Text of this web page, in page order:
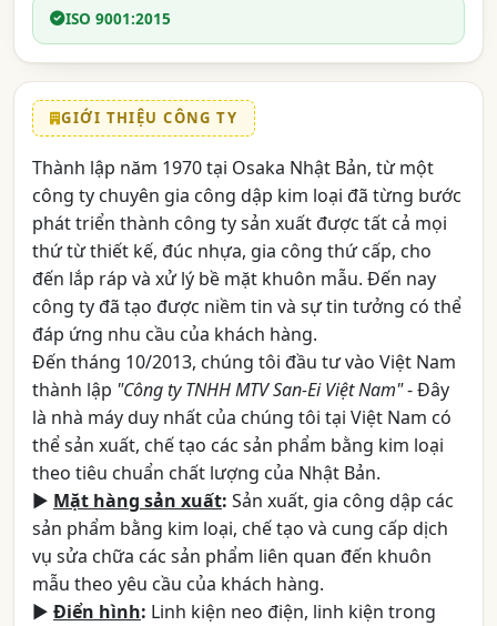
ISO 9001:2015
GIỚI THIỆU CÔNG TY
Thành lập năm 1970 tại Osaka Nhật Bản, từ một
công ty chuyên gia công dập kim loại đã từng bước
phát triển thành công ty sản xuất được tất cả mọi
thứ từ thiết kế, đúc nhựa, gia công thứ cấp, cho
đến lắp ráp và xử lý bề mặt khuôn mẫu. Đến nay
công ty đã tạo được niềm tin và sự tin tưởng có thể
đáp ứng nhu cầu của khách hàng.
Đến tháng 10/2013, chúng tôi đầu tư vào Việt Nam
thành lập "Công ty TNHH MTV San-Ei Việt Nam"- Đây
là nhà máy duy nhất của chúng tôi tại Việt Nam có
thể sản xuất, chế tạo các sản phẩm bằng kim loại
theo tiêu chuẩn chất lượng của Nhật Bản.
► Mặt hàng sản xuất: Sản xuất, gia công dập các
sản phẩm bằng kim loại, chế tạo và cung cấp dịch
vụ sửa chữa các sản phẩm liên quan đến khuôn
mẫu theo yêu cầu của khách hàng.
► Điển hình: Linh kiện neo điện, linh kiện trong